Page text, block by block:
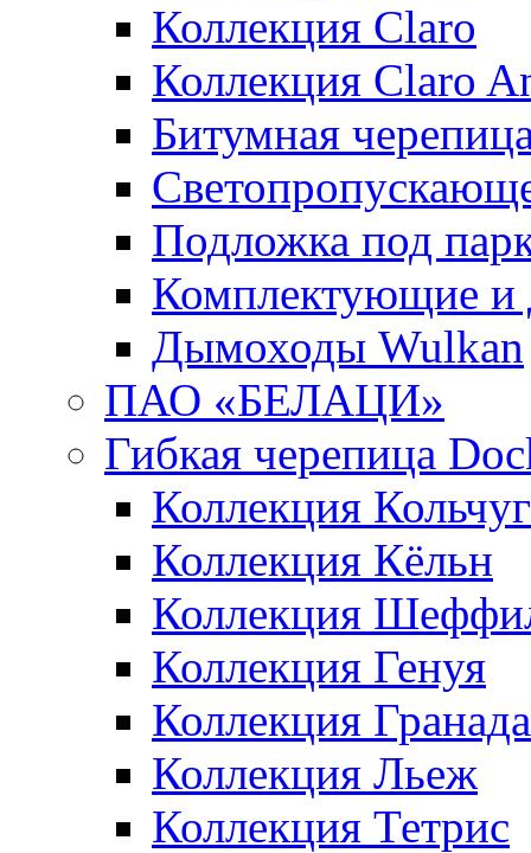
Коллекция Claro
Коллекция Claro
Битумная
Подложка под
Комплектующие и
Дымоходы Wulkan
ПАО «БЕЛАЦИ»
Гибкая черепица
Коллекция
Коллекция Кёльн
Коллекция
Коллекция Генуя
Коллекция Гранада
Коллекция Льеж
Коллекция Тетрис